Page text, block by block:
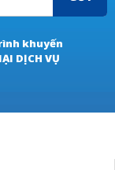
khuyến
DỊCH VỤ